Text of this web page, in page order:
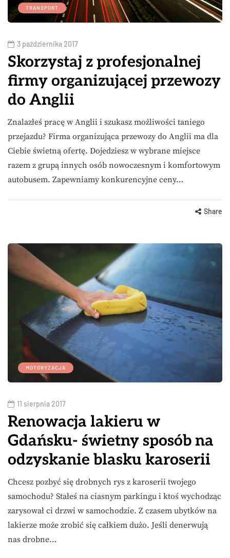
TRANSPORT
3 października 2017
Skorzystaj z profesjonalnej
firmy organizującej przewozy
do Anglii
Znalazłeś pracę w Anglii i szukasz możliwości taniego
przejazdu? Firma organizująca przewozy do Anglii ma dla
Ciebie świetną ofertę. Dojedziesz w wybrane miejsce
razem z grupą innych osób nowoczesnym i komfortowym
autobusem. Zapewniamy konkurencyjne ceny…
Share
MOTORYZACJA
11 sierpnia 2017
Renowacja lakieru w
Gdańsku- świetny sposób na
odzyskanie blasku karoserii
Chcesz pozbyć się drobnych rys z karoserii twojego
samochodu? Stałeś na ciasnym parkingu i ktoś wychodząc
zarysował ci drzwi w samochodzie. Z czasem ubytków na
lakierze może zrobić się całkiem dużo. Jeśli denerwują
nas drobne…